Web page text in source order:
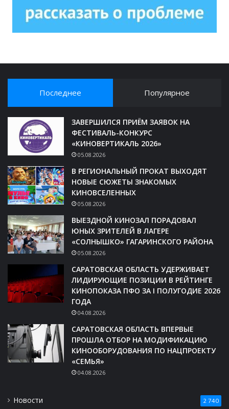
Последнее Популярное
ЗАВЕРШИЛСЯ ПРИЁМ ЗАЯВОК НА
ФЕСТИВАЛЬ-КОНКУРС
«КИНОВЕРТИКАЛЬ 2026»
05.08.2026
В РЕГИОНАЛЬНЫЙ ПРОКАТ ВЫХОДЯТ
НОВЫЕ СЮЖЕТЫ ЗНАКОМЫХ
КИНОВСЕЛЕННЫХ
05.08.2026
ВЫЕЗДНОЙ КИНОЗАЛ ПОРАДОВАЛ
ЮНЫХ ЗРИТЕЛЕЙ В ЛАГЕРЕ
«СОЛНЫШКО» ГАГАРИНСКОГО РАЙОНА
05.08.2026
САРАТОВСКАЯ ОБЛАСТЬ УДЕРЖИВАЕТ
ЛИДИРУЮЩИЕ ПОЗИЦИИ В РЕЙТИНГЕ
КИНОПОКАЗА ПФО ЗА I ПОЛУГОДИЕ 2026
ГОДА
04.08.2026
САРАТОВСКАЯ ОБЛАСТЬ ВПЕРВЫЕ
ПРОШЛА ОТБОР НА МОДИФИКАЦИЮ
КИНООБОРУДОВАНИЯ ПО НАЦПРОЕКТУ
«СЕМЬЯ»
04.08.2026
Новости 2 740